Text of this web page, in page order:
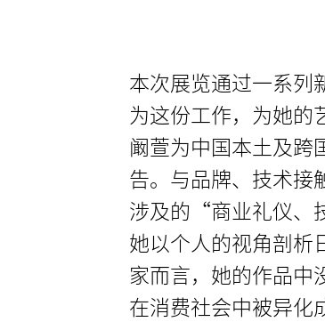
本次展览通过一系列
为这份工作，为她的
阚萱为中国本土及跨
告。与品牌、技术接
涉及的“商业礼仪、
她以个人的视角剖析
家而言，她的作品中
在消费社会中被异化